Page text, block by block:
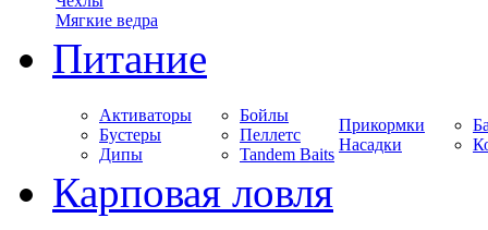
Мягкие ведра
Питание
Активаторы
Бустеры
Дипы
Бойлы
Пеллетс
Tandem Baits
Прикормки
Насадки
Карповая ловля